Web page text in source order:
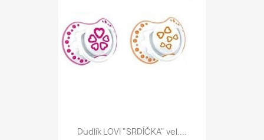
Dudlík LOVI "SRDÍČKA" vel....